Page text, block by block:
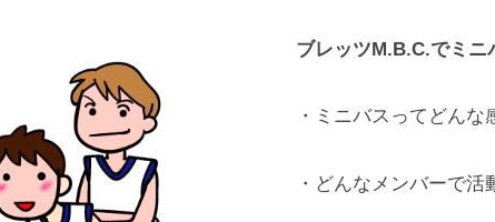
ブレッツM.B.C.でミニ
・ミニバスってどんな
・どんなメンバーで活